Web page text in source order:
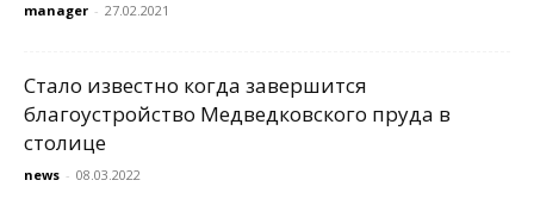
manager - 27.02.2021
Стало известно когда завершится
благоустройство Медведковского пруда в
столице
news - 08.03.2022